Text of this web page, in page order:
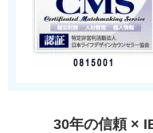
30年の信頼 ×